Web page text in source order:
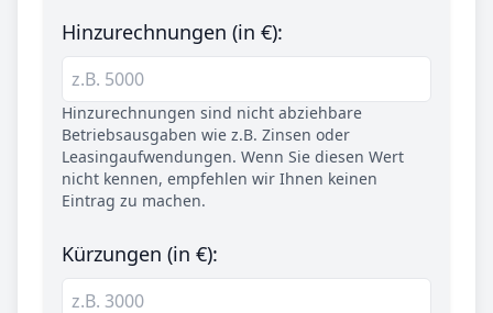
Hinzurechnungen (in €):
Hinzurechnungen sind nicht abziehbare
Betriebsausgaben wie z.B. Zinsen oder
Leasingaufwendungen. Wenn Sie diesen Wert
nicht kennen, empfehlen wir Ihnen keinen
Eintrag zu machen.
Kürzungen (in €):